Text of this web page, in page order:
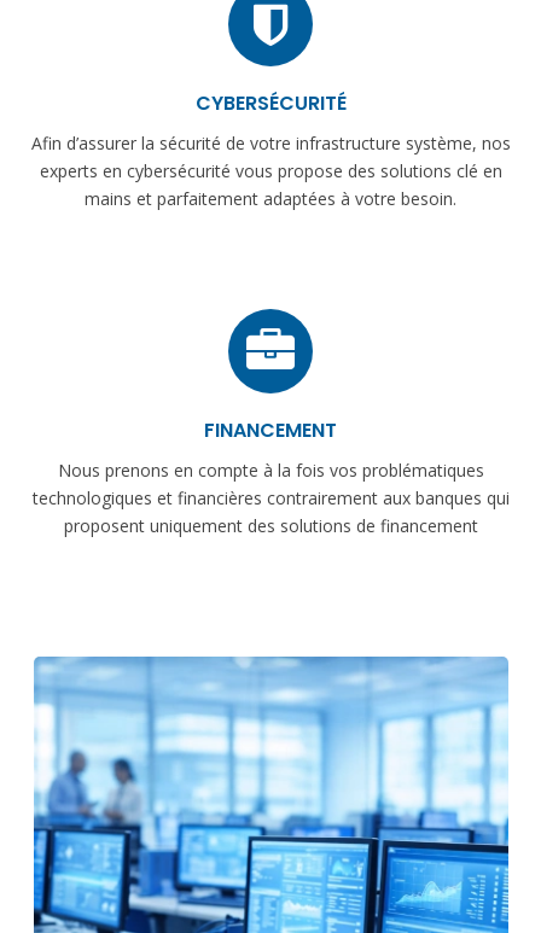
CYBERSÉCURITÉ
Afin d’assurer la sécurité de votre infrastructure système, nos
experts en cybersécurité vous propose des solutions clé en
mains et parfaitement adaptées à votre besoin.
FINANCEMENT
Nous prenons en compte à la fois vos problématiques
technologiques et financières contrairement aux banques qui
proposent uniquement des solutions de financement